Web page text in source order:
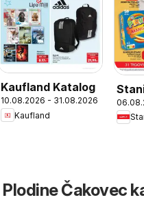
Kaufland Katalog
10.08.2026 - 31.08.2026
Kaufland
Plodine Čakovec